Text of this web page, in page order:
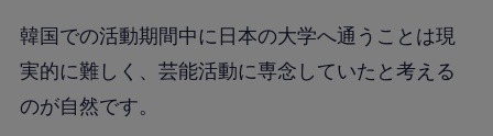
韓国での活動期間中に日本の大学へ通うことは現
実的に難しく、芸能活動に専念していたと考える
のが自然です。